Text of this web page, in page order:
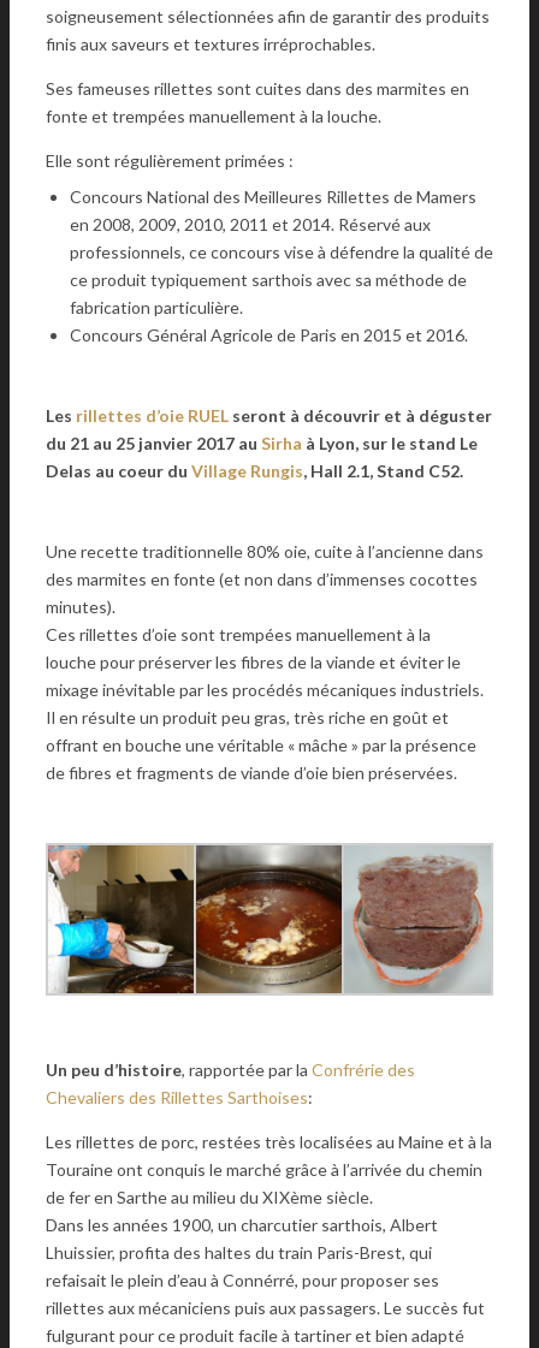
soigneusement sélectionnées afin de garantir des produits
finis aux saveurs et textures irréprochables.
Ses fameuses rillettes sont cuites dans des marmites en
fonte et trempées manuellement à la louche.
Elle sont régulièrement primées :
Concours National des Meilleures Rillettes de Mamers
en 2008, 2009, 2010, 2011 et 2014. Réservé aux
professionnels, ce concours vise à défendre la qualité de
ce produit typiquement sarthois avec sa méthode de
fabrication particulière.
Concours Général Agricole de Paris en 2015 et 2016.
Les rillettes d’oie RUEL seront à découvrir et à déguster
du 21 au 25 janvier 2017 au Sirha à Lyon, sur le stand Le
Delas au coeur du Village Rungis, Hall 2.1, Stand C52.
Une recette traditionnelle 80% oie, cuite à l’ancienne dans
des marmites en fonte (et non dans d’immenses cocottes
minutes).
Ces rillettes d’oie sont trempées manuellement à la
louche pour préserver les fibres de la viande et éviter le
mixage inévitable par les procédés mécaniques industriels.
Il en résulte un produit peu gras, très riche en goût et
offrant en bouche une véritable « mâche » par la présence
de fibres et fragments de viande d’oie bien préservées.
Un peu d’histoire, rapportée par la Confrérie des
Chevaliers des Rillettes Sarthoises:
Les rillettes de porc, restées très localisées au Maine et à la
Touraine ont conquis le marché grâce à l’arrivée du chemin
de fer en Sarthe au milieu du XIXème siècle.
Dans les années 1900, un charcutier sarthois, Albert
Lhuissier, profita des haltes du train Paris-Brest, qui
refaisait le plein d’eau à Connérré, pour proposer ses
rillettes aux mécaniciens puis aux passagers. Le succès fut
fulgurant pour ce produit facile à tartiner et bien adapté